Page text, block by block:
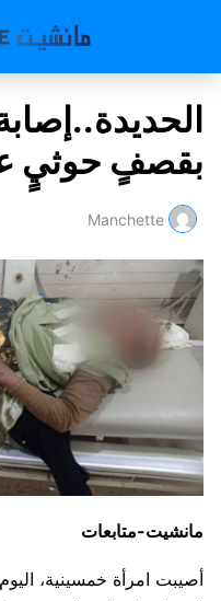
بقصفٍ حوثيٍ
Manchette
مانشيت-متابعات
أصيبت امرأة خمسينية،